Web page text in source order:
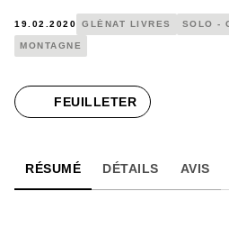
19.02.2020 GLÉNAT LIVRES SOLO -
MONTAGNE
FEUILLETER
RÉSUMÉ DÉTAILS AVIS